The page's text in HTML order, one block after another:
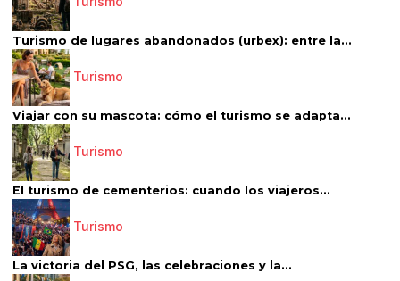
Turismo de lugares abandonados (urbex): entre la...
Turismo
Viajar con su mascota: cómo el turismo se adapta...
Turismo
El turismo de cementerios: cuando los viajeros...
Turismo
La victoria del PSG, las celebraciones y la...